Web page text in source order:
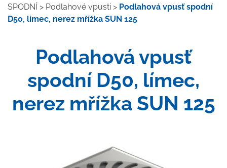
SPODNÍ > Podlahové vpusti > Podlahová vpusť spodní
D50, límec, nerez mřížka SUN 125
Podlahová vpusť
spodní D50, límec,
nerez mřížka SUN 125